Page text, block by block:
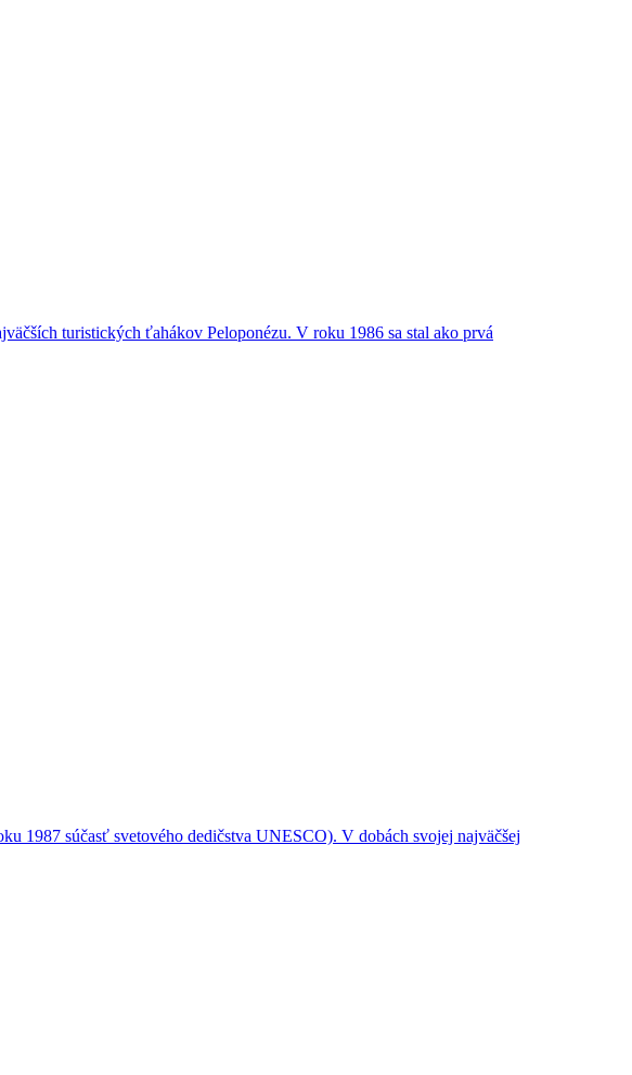
turistických ťahákov Peloponézu. V roku 1986 sa stal ako prvá
1987 súčasť svetového dedičstva UNESCO). V dobách svojej najväčšej